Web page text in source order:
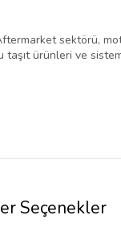
sektörü,
ürünleri ve
Seçenekler